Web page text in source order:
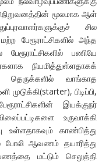
மூலமாக ஆள்
சில
பேரூராட்சிகளில் அந்த
பணியே
நியமித்துள்ளதாகக்
தெருக்களில் வாங்காத
பிடிப்பி,
இயக்குநர்
உருவாக்கி
உள்ளதாகவும் காண்பித்து
போலி ஆவணம் தயாரித்து
மட்டும் செலுத்தி